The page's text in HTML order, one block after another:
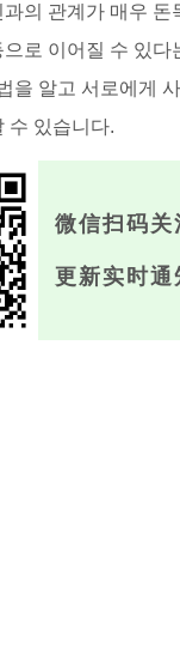
의 관계가 매우
로 이어질 수 있
알고 서로에게
수 있습니다.
微信扫码关
更新实时通